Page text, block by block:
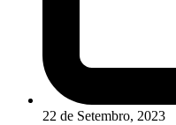
22 de Setembro, 2023